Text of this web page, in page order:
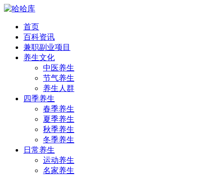
首页
百科资讯
兼职副业项目
养生文化
中医养生
节气养生
养生人群
四季养生
春季养生
夏季养生
秋季养生
冬季养生
日常养生
运动养生
名家养生